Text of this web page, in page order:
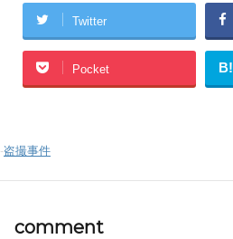
Twitter
Pocket B!
-盗撮事件
comment